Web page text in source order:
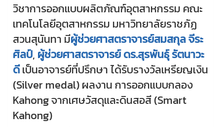
วิชาการออกแบบผลิตภัณฑ์อุตสาหกรรม คณะ
เทคโนโลยีอุตสาหกรรม มหาวิทยาลัยราชภัฏ
สวนสุนันทา มีผู้ช่วยศาสตราจารย์สมสกุล จีระ
ศิลป์, ผู้ช่วยศาสตราจารย์ ดร.สุรพันธุ์ รัตนาวะ
ดีเป็นอาจารย์ที่ปรึกษา ได้รับรางวัลเหรียญเงิน
(Silver medal) ผลงาน การออกแบบกลอง
Kahong จากเศษวัสดุและดินสอสี (Smart
Kahong)